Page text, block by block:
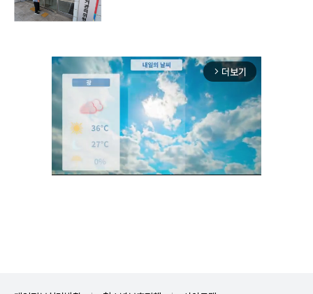
arrow_forward_ios 더보기